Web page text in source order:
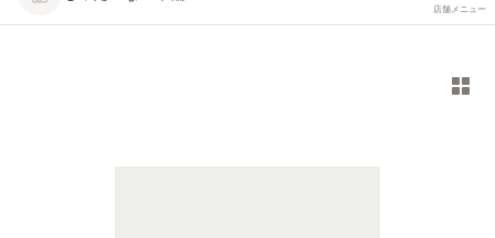
店舗メニュー